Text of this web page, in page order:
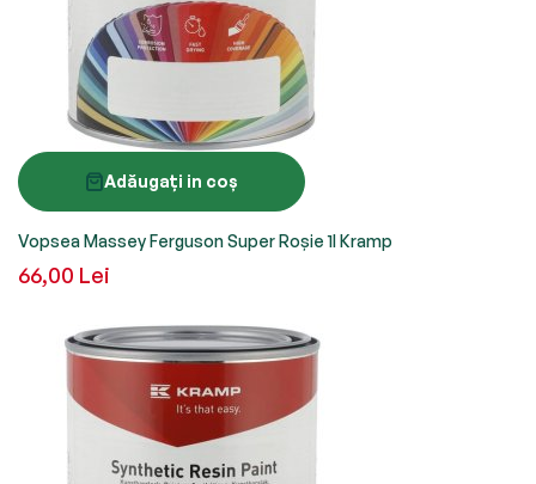
Adăugați in coș
Vopsea Massey Ferguson Super Roșie 1l Kramp
66,00 Lei